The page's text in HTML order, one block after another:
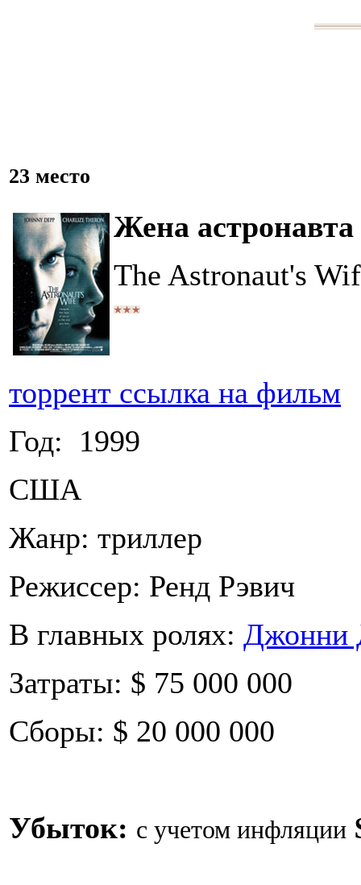
23 место
Жена астронавта
The Astronaut's
торрент ссылка на фильм
Год: 1999
США
Жанр: триллер
Режиссер: Ренд Рэвич
В главных ролях: Джонни
Затраты: $ 75 000 000
Сборы: $ 20 000 000
Убыток: с учетом инфляции